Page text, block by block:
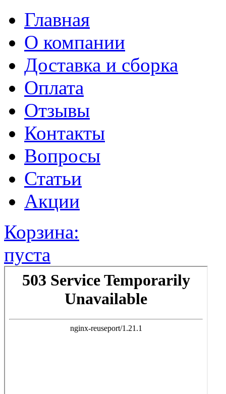
Главная
О компании
Доставка и сборка
Оплата
Отзывы
Контакты
Вопросы
Статьи
Акции
Корзина:
пуста